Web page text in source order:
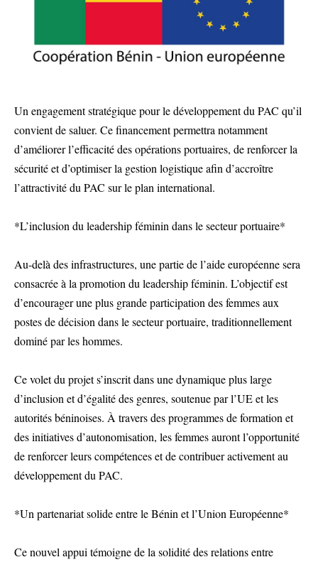
Un engagement stratégique pour le développement du PAC qu’il
convient de saluer. Ce financement permettra notamment
d’améliorer l’efficacité des opérations portuaires, de renforcer la
sécurité et d’optimiser la gestion logistique afin d’accroître
l’attractivité du PAC sur le plan international.
*L’inclusion du leadership féminin dans le secteur portuaire*
Au-delà des infrastructures, une partie de l’aide européenne sera
consacrée à la promotion du leadership féminin. L’objectif est
d’encourager une plus grande participation des femmes aux
postes de décision dans le secteur portuaire, traditionnellement
dominé par les hommes.
Ce volet du projet s’inscrit dans une dynamique plus large
d’inclusion et d’égalité des genres, soutenue par l’UE et les
autorités béninoises. À travers des programmes de formation et
des initiatives d’autonomisation, les femmes auront l’opportunité
de renforcer leurs compétences et de contribuer activement au
développement du PAC.
*Un partenariat solide entre le Bénin et l’Union Européenne*
Ce nouvel appui témoigne de la solidité des relations entre